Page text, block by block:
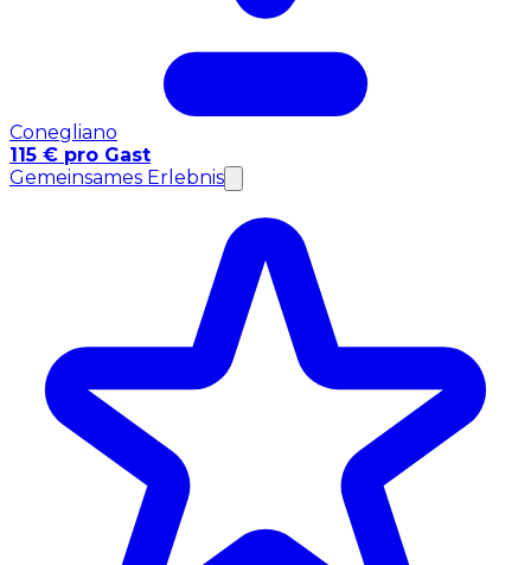
Conegliano
115 € pro Gast
Gemeinsames Erlebnis